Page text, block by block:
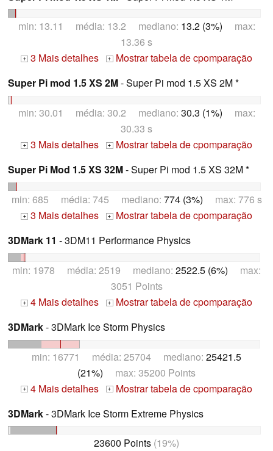
min: 13.11 média: 13.2 mediano: 13.2 (3%) max:
13.36 s
+ 3 Mais detalhes + Mostrar tabela de cpomparação
Super Pi mod 1.5 XS 2M- Super Pi mod 1.5 XS 2M *
min: 30.01 média: 30.2 mediano: 30.3 (1%) max:
30.33 s
+ 3 Mais detalhes + Mostrar tabela de cpomparação
Super Pi Mod 1.5 XS 32M- Super Pi mod 1.5 XS 32M *
min: 685 média: 745 mediano: 774 (3%) max: 776 s
+ 3 Mais detalhes + Mostrar tabela de cpomparação
3DMark 11 - 3DM11 Performance Physics
min: 1978 média: 2519 mediano: 2522.5 (6%) max:
3051 Points
+ 4 Mais detalhes + Mostrar tabela de cpomparação
3DMark- 3DMark Ice Storm Physics
min: 16771 média: 25704 mediano: 25421.5
(21%) max: 35200 Points
+ 4 Mais detalhes + Mostrar tabela de cpomparação
3DMark- 3DMark Ice Storm Extreme Physics
23600 Points (19%)